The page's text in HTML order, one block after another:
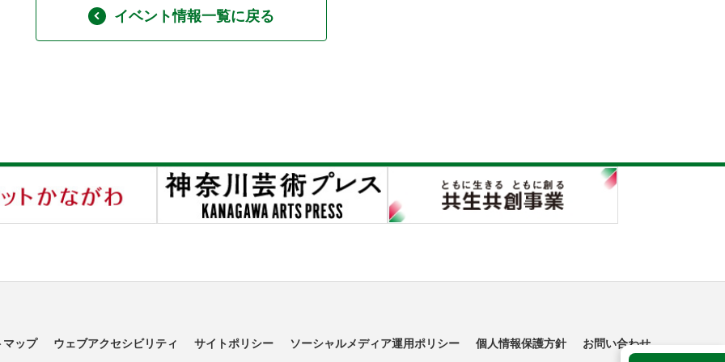
イベント情報一覧に戻る
マップ ウェブアクセシビリティ サイトポリシー ソーシャルメディア運用ポリシー 個人情報保護方針 お問い合わせ